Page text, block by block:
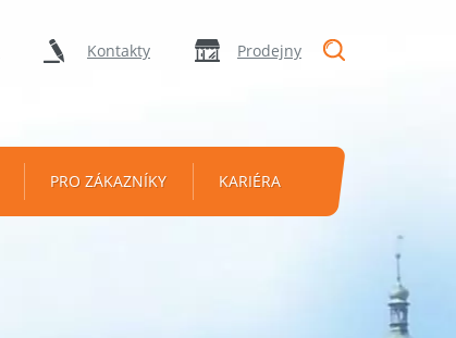
Kontakty Prodejny
PRO ZÁKAZNÍKY KARIÉRA